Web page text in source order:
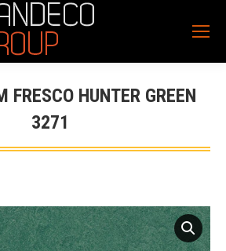
FRESCO HUNTER GREEN
3271